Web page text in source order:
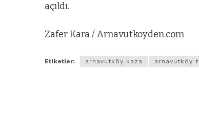
açıldı.
Zafer Kara / Arnavutkoyden.com
Etiketler: arnavutköy kaza arnavutköy